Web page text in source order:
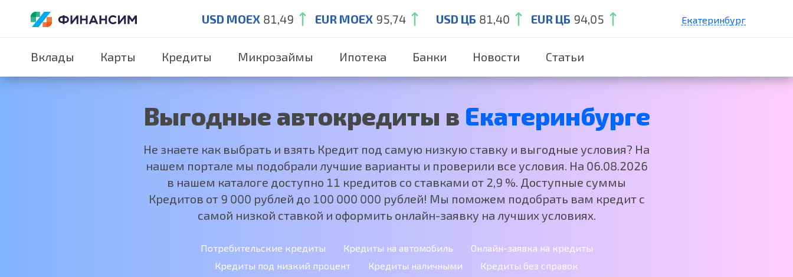
USD MOEX 81,49 EUR MOEX 95,74 USD ЦБ 81,40 EUR ЦБ 94,05 Екатеринбург
Нижний Новгород
Вклады Карты Кредиты Микрозаймы Ипотека Банки Новости Статьи
Выгодные автокредиты в Екатеринбурге
Не знаете как выбрать и взять Кредит под самую низкую ставку и выгодные условия? На
нашем портале мы подобрали лучшие варианты и проверили все условия. На 06.08.2026
в нашем каталоге доступно 11 кредитов со ставками от 2,9 %. Доступные суммы
Кредитов от 9 000 рублей до 100 000 000 рублей! Мы поможем подобрать вам кредит с
самой низкой ставкой и оформить онлайн-заявку на лучших условиях.
Потребительские кредиты Кредиты на автомобиль
Онлайн-заявка на кредиты
Кредиты под низкий процент
Кредиты наличными
Кредиты без справок